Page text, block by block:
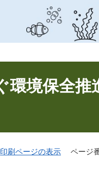
環境保全推
印刷ページの表示 ページ